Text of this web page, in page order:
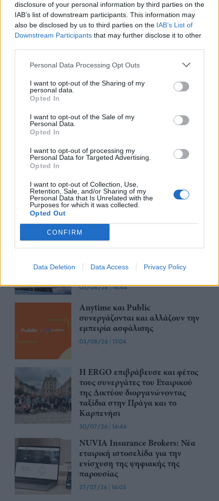
disclosure of your personal information by third parties on the
IAB’s list of downstream participants. This information may
also be disclosed by us to third parties on the IAB’s List of
Downstream Participants that may further disclose it to other
Personal Data Processing Opt Outs
I want to opt-out of the Sharing of my
personal data.
Opted In
I want to opt-out of the Sale of my
Personal Data.
Opted In
I want to opt-out of processing my
Personal Data for Targeted Advertising.
Opted In
I want to opt-out of Collection, Use,
Retention, Sale, and/or Sharing of my
Personal Data that Is Unrelated with the
Purposes for which it was collected.
Opted Out
CONFIRM
Data Deletion Data Access Privacy Policy
Advertorial
Περισσότερα από το
Allianz: Ρεκόρ κερδοφορίας στο
β' τρίμηνο – Στα 32 δισ. ευρώ οι
07/08/26|16:38
διψήφια αύξηση κερδοφορίας στο
πρώτο εξάμηνο του 2026
Η Εθνική Ασφαλιστική στηρίζει
δοκιμάζονται από τις
καταστροφικές πυρκαγιές
03/08/26|16:46
Anytime και Public
συνεργάζονται και αλλάζουν την
εμπειρία ασφάλισης
03/08/26 | 11:04
Η ERGO επιβράβευσε και φέτος
τους συνεργάτες του Εταιρικού
της Δικτύου διοργανώνοντας
ταξίδια στην Πράγα και το
Καρπενήσι
30/07/26 | 16:46
NUVIA Insurance Brokers: Νέα
εταιρική ιστοσελίδα για την
ενίσχυση της ψηφιακής της
παρουσίας
27/07/26 | 16:03